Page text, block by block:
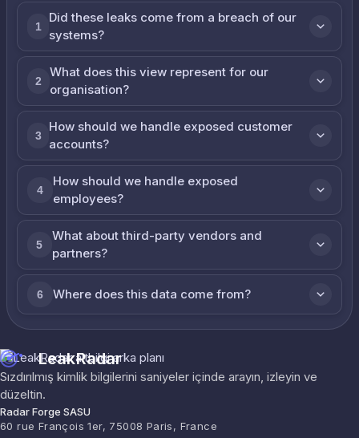
1
Did these leaks come from a breach of our
systems?
2
What does this view represent for our
organisation?
3
How should we handle exposed customer
accounts?
4
How should we handle exposed
employees?
5
What about third-party vendors and
partners?
6 Where does this data come from?
LeakRadar
Sızdırılmış kimlik bilgilerini saniyeler içinde arayın, izleyin ve
düzeltin.
Radar Forge SASU
60 rue François 1er, 75008 Paris, France